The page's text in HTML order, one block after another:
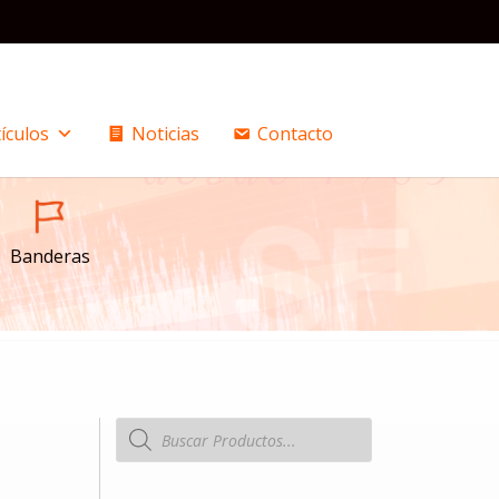
Noticias Contacto
Banderas
Búsqueda
de
productos